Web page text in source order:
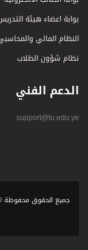
بوابة اعضاء هيئة
النظام المالي
نظام شؤون الطلاب
الدعم الفني
support@tu.edu.ye
جميع الحقوق محفوظة